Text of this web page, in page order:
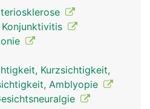
Kurzsichtigkeit,
Amblyopie